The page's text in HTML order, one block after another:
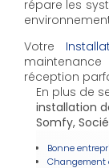
répare les
Votre
réception
En plus de
installation
Somfy,
Bonne
Changement